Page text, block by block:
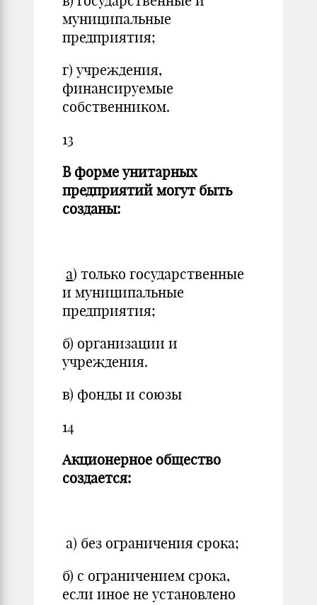
муниципальные
предприятия;
г) учреждения,
финансируемые
собственником.
13
В форме унитарных
предприятий могут быть
созданы:
а) только государственные
и муниципальные
предприятия;
б) организации и
учреждения.
в) фонды и союзы
14
Акционерное общество
создается:
а) без ограничения срока;
б) с ограничением срока,
если иное не установлено